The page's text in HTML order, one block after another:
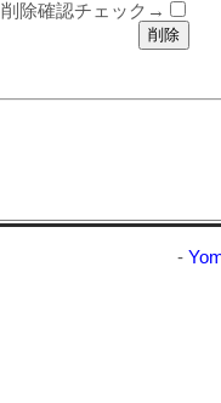
削除確認チェック→
-